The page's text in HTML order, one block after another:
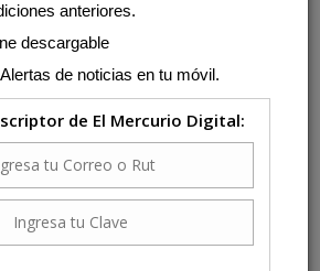
anteriores.
descargable
de noticias en tu móvil.
de El Mercurio Digital:
Que nadie diga que no les avisaron''.
Julio de 2026
que nunca— algo de imaginación política,
gastados que no conducen a nada''.